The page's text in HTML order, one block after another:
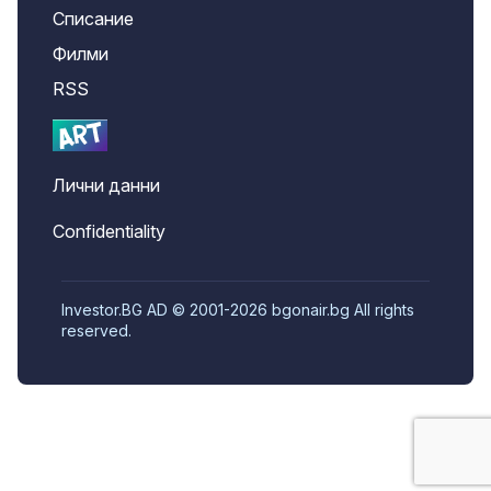
Списание
Филми
RSS
Лични данни
Confidentiality
Investor.BG AD © 2001-2026 bgonair.bg All rights
reserved.